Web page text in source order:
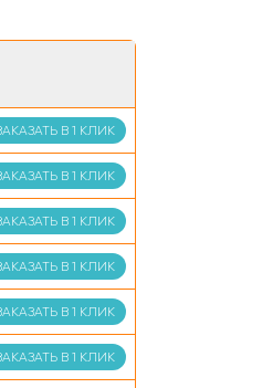
В 1 КЛИК
В 1 КЛИК
В 1 КЛИК
В 1 КЛИК
В 1 КЛИК
В 1 КЛИК